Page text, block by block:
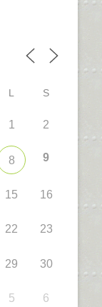
L S
1 2
8 9
15 16
22 23
29 30
5 6